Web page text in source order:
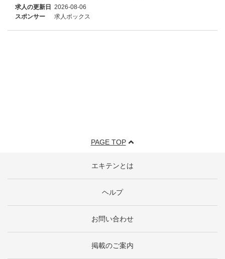
求人の更新日 2026-08-06
スポンサー
求人ボックス
PAGE TOP
エキテンとは
ヘルプ
お問い合わせ
掲載のご案内